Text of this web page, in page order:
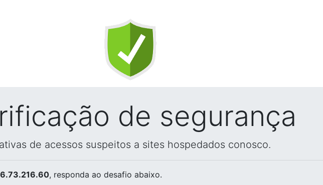
de segurança
de acessos suspeitos a sites hospedados conosco.
, responda ao desafio abaixo.